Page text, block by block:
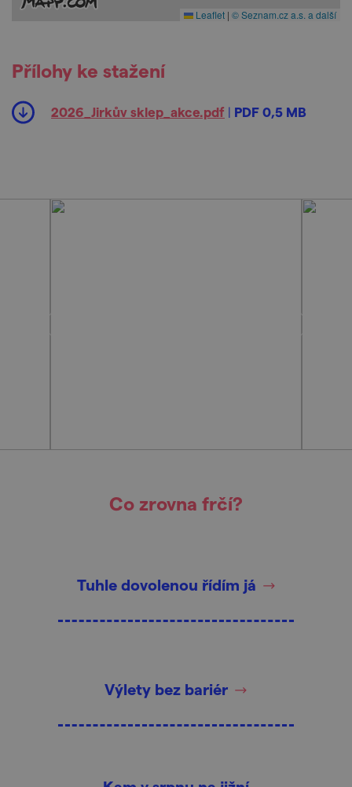
Leaflet | © Seznam.cz a.s. a další
Přílohy ke stažení
2026_Jirkův sklep_akce.pdf | PDF 0,5 MB
Co zrovna frčí?
Tuhle dovolenou řídím já
Výlety bez bariér